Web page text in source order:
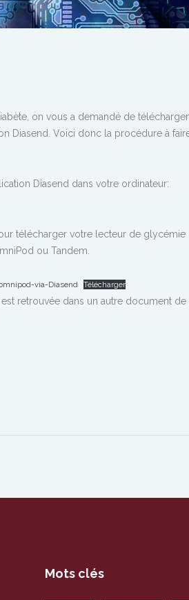
on vous a demandé de
Diasend. Voici donc la procédure à
Diasend dans votre ordinateur:
télécharger votre lecteur de glycémie
ou Tandem.
via-Diasend Télécharger
retrouvée dans un autre document de
Mots clés